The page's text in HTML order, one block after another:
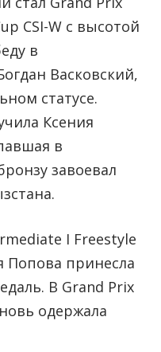
CSI-W с высотой
в
Васковский,
статусе.
Ксения
в
завоевал
I Freestyle
Попова принесла
В Grand Prix
одержала